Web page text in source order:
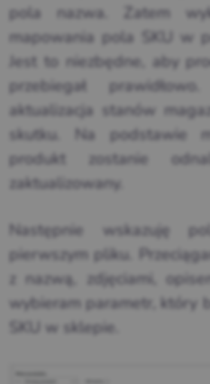
pola nazwa. Zatem
mapowania pola SKU w
Jest to niezbędne, aby
przebiegał
aktualizacja stanów
skutku. Na podstawie
produkt zostanie
zaktualizowany.
Następnie wskazuję
pierwszym pliku.
z nazwą, zdjęciami,
wybieram parametr, który
SKU w sklepie.